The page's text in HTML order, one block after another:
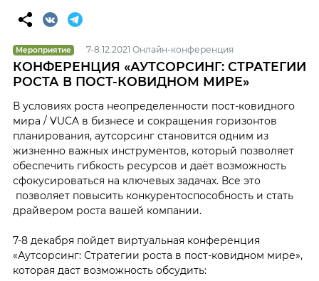
Мероприятие 7-8.12.2021 Онлайн-конференция
КОНФЕРЕНЦИЯ «АУТСОРСИНГ: СТРАТЕГИИ
РОСТА В ПОСТ-КОВИДНОМ МИРЕ»
В условиях роста неопределенности пост-ковидного
мира / VUCA в бизнесе и сокращения горизонтов
планирования, аутсорсинг становится одним из
жизненно важных инструментов, который позволяет
обеспечить гибкость ресурсов и даёт возможность
сфокусироваться на ключевых задачах. Все это
позволяет повысить конкурентоспособность и стать
драйвером роста вашей компании.
7-8 декабря пойдет виртуальная конференция
«Аутсорсинг: Стратегии роста в пост-ковидном мире»,
которая даст возможность обсудить: